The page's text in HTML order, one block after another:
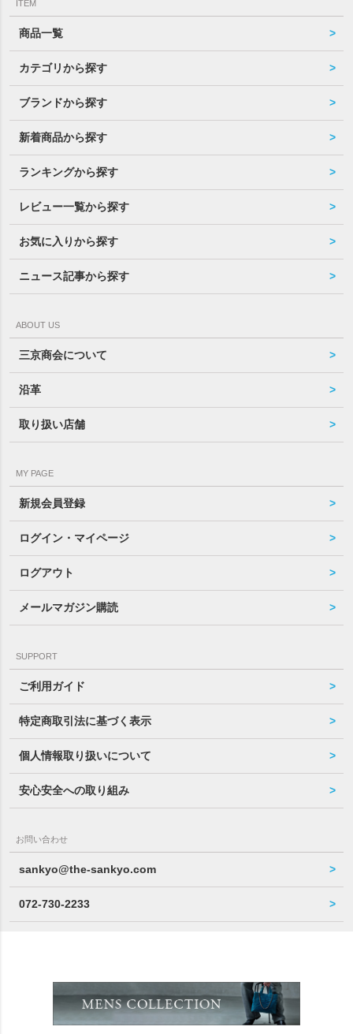
ITEM
商品一覧
カテゴリから探す
ブランドから探す
新着商品から探す
ランキングから探す
レビュー一覧から探す
お気に入りから探す
ニュース記事から探す
ABOUT US
三京商会について
沿革
取り扱い店舗
MY PAGE
新規会員登録
ログイン・マイページ
ログアウト
メールマガジン購読
SUPPORT
ご利用ガイド
特定商取引法に基づく表示
個人情報取り扱いについて
安心安全への取り組み
お問い合わせ
sankyo@the-sankyo.com
072-730-2233